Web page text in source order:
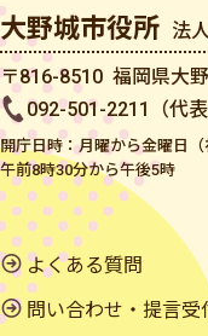
大野城市役所 法
〒816-8510 福岡県大
092-501-2211（代
開庁日時：月曜から金曜日
午前8時30分から午後5時
よくある質問
問い合わせ・提言受